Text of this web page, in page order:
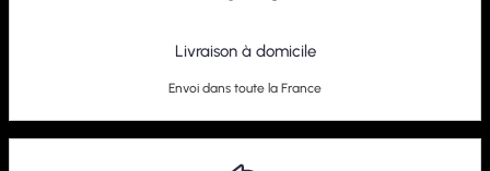
Livraison à domicile
Envoi dans toute la France